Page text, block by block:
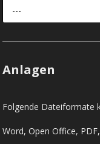
---
Anlagen
Folgende Dateiformate
Word, Open Office,